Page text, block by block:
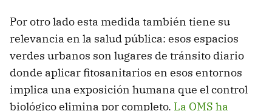
Por otro lado esta medida también tiene su
relevancia en la salud pública: esos espacios
verdes urbanos son lugares de tránsito diario
donde aplicar fitosanitarios en esos entornos
implica una exposición humana que el control
biológico elimina por completo. La OMS ha